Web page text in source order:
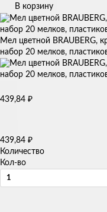
В корзину
Мел цветной BRAUBERG,
набор 20 мелков,
439,84 ₽
439,84 ₽
Количество
Кол-во